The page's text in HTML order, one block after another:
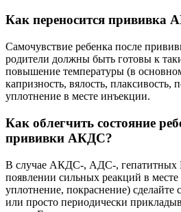
Как переносится прививка
Самочувствие ребенка после
родители должны быть готовы к
повышение температуры (в
капризность, вялость, плаксивость,
уплотнение в месте инъекции.
Как облегчить состояние
прививки АКДС?
В случае АКДС-, АДС-,
появлении сильных реакций в месте
уплотнение, покраснение)
или просто периодически